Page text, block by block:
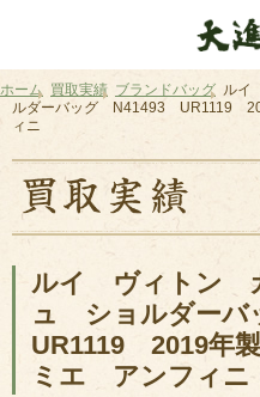
ホーム 買取実績 ブランドバッグ ル
ルダーバッグ N41493 UR1119
ィニ
ルイ ヴィトン
ュ ショルダー
UR1119 2019
ミエ アンフィニ